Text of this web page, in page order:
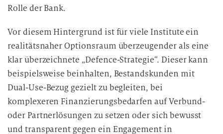
Rolle der Bank.
Vor diesem Hintergrund ist für viele Institute ein
realitätsnaher Optionsraum überzeugender als eine
klar überzeichnete „Defence-Strategie“. Dieser kann
beispielsweise beinhalten, Bestandskunden mit
Dual-Use-Bezug gezielt zu begleiten, bei
komplexeren Finanzierungsbedarfen auf Verbund-
oder Partnerlösungen zu setzen oder sich bewusst
und transparent gegen ein Engagement in